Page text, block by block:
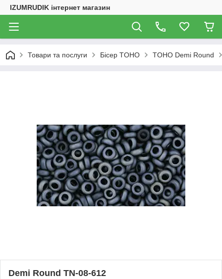
IZUMRUDIK інтернет магазин
Товари та послуги Бісер TOHO TOHO Demi Round
Demi Round TN-08-612